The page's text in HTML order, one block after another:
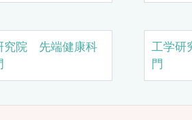
究院 先端健康科
工学研
門